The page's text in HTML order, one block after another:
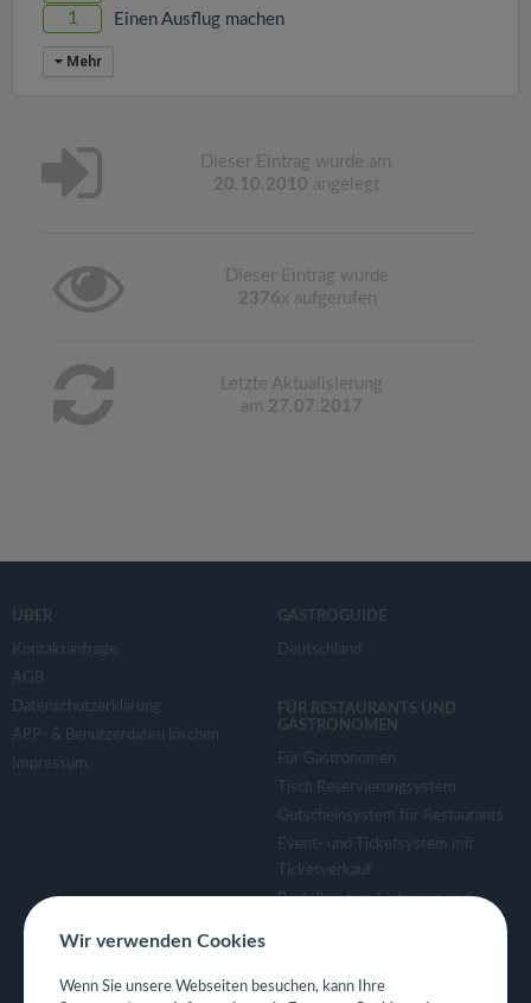
1 Einen Ausflug machen
Mehr
Dieser Eintrag wurde am
20.10.2010 angelegt
Dieser Eintrag wurde
2376x aufgerufen
Letzte Aktualisierung
am 27.07.2017
ÜBER
Kontaktanfrage
AGB
Datenschutzerklärung
APP- & Benutzerdaten löschen
Impressum
GASTROGUIDE
Deutschland
FÜR RESTAURANTS UND
GASTRONOMEN
Für Gastronomen
Tisch Reservierungsystem
Gutscheinsystem für Restaurants
Event- und Ticketsystem mit
Ticketverkauf
Bestellsystem Lieferung und
Eigene App für Restaurant
Wir verwenden Cookies
Wenn Sie unsere Webseiten besuchen, kann Ihre